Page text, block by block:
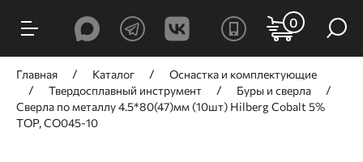
0
Главная Каталог
Оснастка и комплектующие
Твердосплавный инструмент
Буры и сверла
Сверла по металлу 4.5*80(47)мм (10шт) Hilberg Cobalt 5%
TOP, CO045-10